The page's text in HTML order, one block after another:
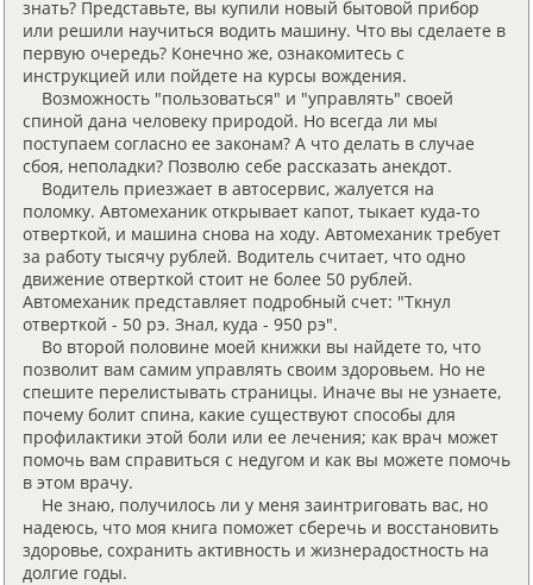
знать? Представьте, вы купили новый бытовой прибор
или решили научиться водить машину. Что вы сделаете в
первую очередь? Конечно же, ознакомитесь с
инструкцией или пойдете на курсы вождения.
Возможность "пользоваться" и "управлять" своей
спиной дана человеку природой. Но всегда ли мы
поступаем согласно ее законам? А что делать в случае
сбоя, неполадки? Позволю себе рассказать анекдот.
Водитель приезжает в автосервис, жалуется на
поломку. Автомеханик открывает капот, тыкает куда-то
отверткой, и машина снова на ходу. Автомеханик требует
за работу тысячу рублей. Водитель считает, что одно
движение отверткой стоит не более 50 рублей.
Автомеханик представляет подробный счет: "Ткнул
отверткой - 50 рэ. Знал, куда - 950 рэ".
Во второй половине моей книжки вы найдете то, что
позволит вам самим управлять своим здоровьем. Но не
спешите перелистывать страницы. Иначе вы не узнаете,
почему болит спина, какие существуют способы для
профилактики этой боли или ее лечения; как врач может
помочь вам справиться с недугом и как вы можете помочь
в этом врачу.
Не знаю, получилось ли у меня заинтриговать вас, но
надеюсь, что моя книга поможет сберечь и восстановить
здоровье, сохранить активность и жизнерадостность на
долгие годы.